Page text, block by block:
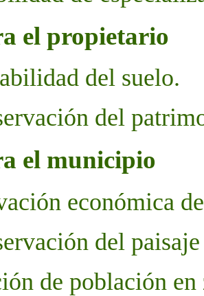
el propietario
del suelo.
del
el municipio
económica
del
de población en